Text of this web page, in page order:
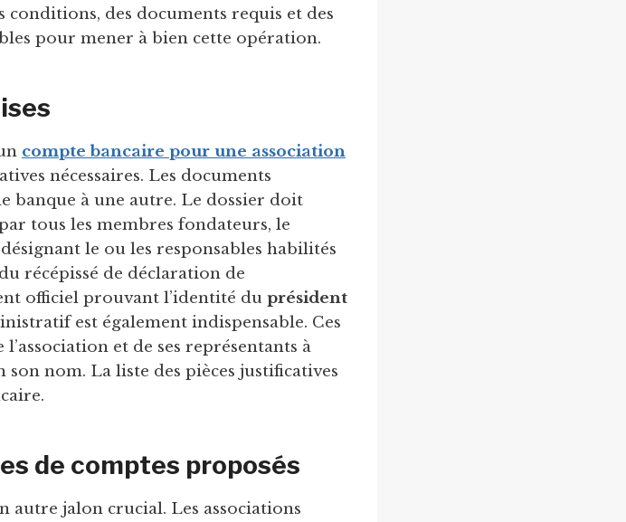
des documents requis et des
pour mener à bien cette opération.
compte bancaire pour une association
nécessaires. Les documents
banque à une autre. Le dossier doit
tous les membres fondateurs, le
le ou les responsables habilités
récépissé de déclaration de
officiel prouvant l’identité du président
est également indispensable. Ces
et de ses représentants à
nom. La liste des pièces justificatives
de comptes proposés
autre jalon crucial. Les associations